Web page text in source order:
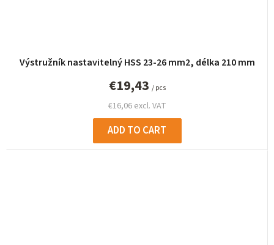
Výstružník nastavitelný HSS 23-26 mm2, délka 210 mm
€16,06 excl. VAT
€19,43 / pcs
ADD TO CART